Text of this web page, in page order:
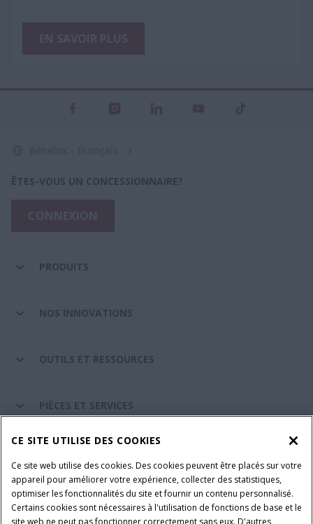
ÊTES-VOUS UN CONCESSIONNAIRE?
PRODUITS
NOS INNOVATIONS
OUTILS ET RESSOURCES
PIÈCES ET SERVICES
Conditions générales d'utilisation Avis de confidentialité
CE SITE UTILISE DES COOKIES
Ce site web utilise des cookies. Des cookies peuvent être placés sur votre
appareil pour améliorer votre expérience, collecter des statistiques,
optimiser les fonctionnalités du site et fournir un contenu personnalisé.
Certains cookies sont nécessaires à l'utilisation de fonctions de base et le
site web ne peut pas fonctionner correctement sans eux. D'autres